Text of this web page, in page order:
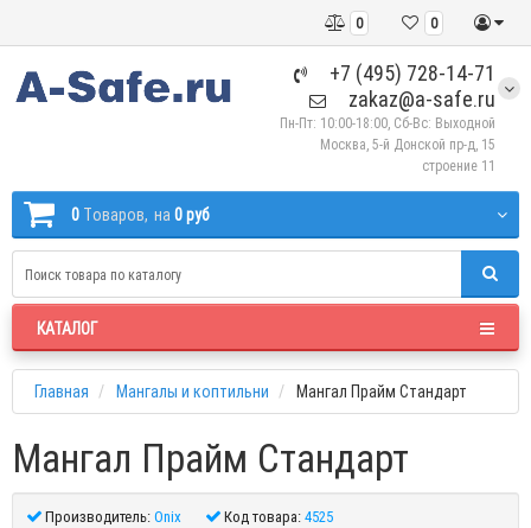
0
0
+7 (495) 728-14-71
zakaz@a-safe.ru
Пн-Пт: 10:00-18:00, Сб-Вс: Выходной
Москва, 5-й Донской пр-д, 15
строение 11
0 Tоваров, на 0 руб
КАТАЛОГ
Главная Мангалы и коптильни Мангал Прайм Стандарт
Мангал Прайм Стандарт
Производитель:Onix Код товара:4525